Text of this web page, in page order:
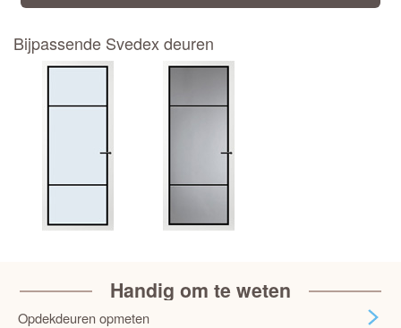
Bijpassende Svedex deuren
Handig om te weten
Opdekdeuren opmeten